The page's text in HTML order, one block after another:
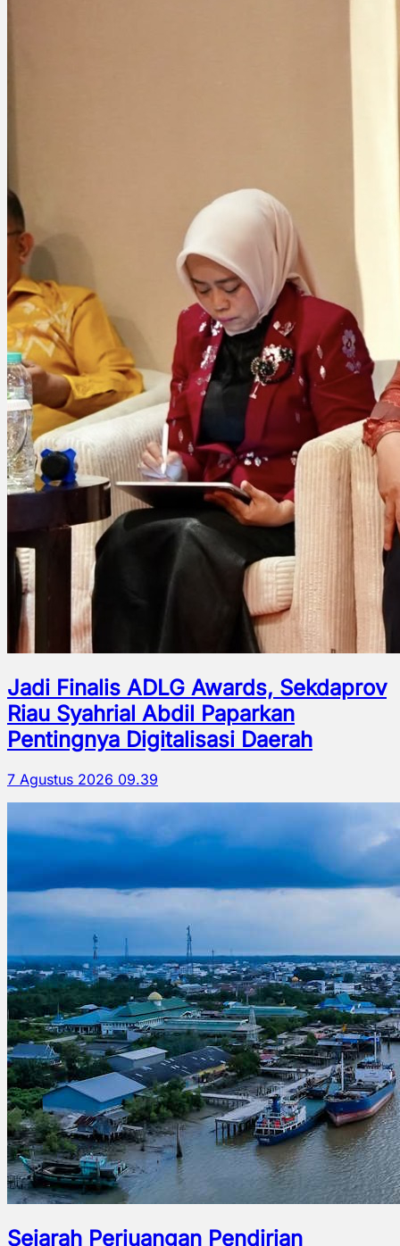
Jadi Finalis ADLG Awards, Sekdaprov
Riau Syahrial Abdil Paparkan
Pentingnya Digitalisasi Daerah
7 Agustus 2026 09.39
Sejarah Perjuangan Pendirian